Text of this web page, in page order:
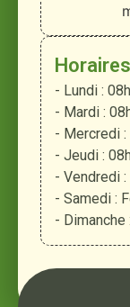
- Lundi :
- Mardi :
- Mercredi
- Jeudi :
- Vendredi
- Samedi :
- Dimanche